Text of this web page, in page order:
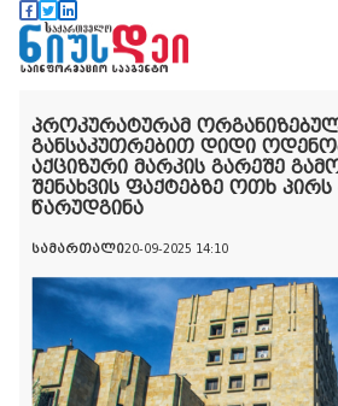
პროკურატურამ
განსაკუთრებით დიდი
აქციზური მარკის გარეშე
შენახვის ფაქტებზე ოთხ
წარუდგინა
სამართალი20-09-2025 14:10